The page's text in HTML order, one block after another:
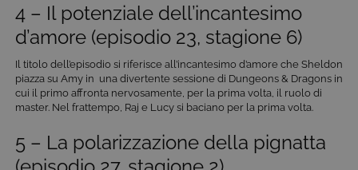
4 – Il potenziale dell’incantesimo
d’amore (episodio 23, stagione 6)
Il titolo dell’episodio si riferisce all’incantesimo d’amore che Sheldon
piazza su Amy in una divertente sessione di Dungeons & Dragons in
cui il primo affronta nervosamente, per la prima volta, il ruolo di
master. Nel frattempo, Raj e Lucy si baciano per la prima volta.
5 – La polarizzazione della pignatta